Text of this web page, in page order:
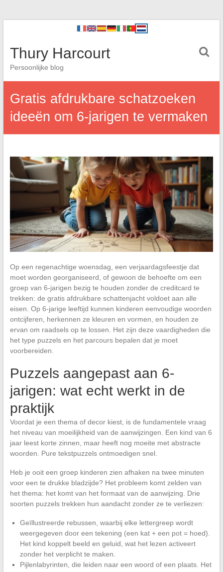
Thury Harcourt
Persoonlijke blog
Gratis afdrukbare schatzoeken
ideeën om 6-jarigen te vermaken
Op een regenachtige woensdag, een verjaardagsfeestje dat
moet worden georganiseerd, of gewoon de behoefte om een
groep van 6-jarigen bezig te houden zonder de creditcard te
trekken: de gratis afdrukbare schattenjacht voldoet aan alle
eisen. Op 6-jarige leeftijd kunnen kinderen eenvoudige woorden
ontcijferen, herkennen ze kleuren en vormen, en houden ze
ervan om raadsels op te lossen. Het zijn deze vaardigheden die
het type puzzels en het parcours bepalen dat je moet
voorbereiden.
Puzzels aangepast aan 6-
jarigen: wat echt werkt in de
praktijk
Voordat je een thema of decor kiest, is de fundamentele vraag
het niveau van moeilijkheid van de aanwijzingen. Een kind van 6
jaar leest korte zinnen, maar heeft nog moeite met abstracte
woorden. Pure tekstpuzzels ontmoedigen snel.
Heb je ooit een groep kinderen zien afhaken na twee minuten
voor een te drukke bladzijde? Het probleem komt zelden van
het thema: het komt van het formaat van de aanwijzing. Drie
soorten puzzels trekken hun aandacht zonder ze te verliezen:
Geïllustreerde rebussen, waarbij elke lettergreep wordt
weergegeven door een tekening (een kat + een pot = hoed).
Het kind koppelt beeld en geluid, wat het lezen activeert
zonder het verplicht te maken.
Pijlenlabyrinten, die leiden naar een woord of een plaats. Het